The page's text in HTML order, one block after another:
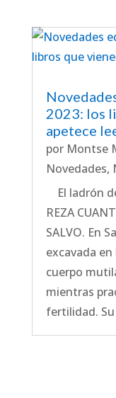
2023: los
apetece
por Montse
Novedades,
El ladrón
REZA
SALVO. En
excavada
cuerpo
mientras
fertilidad.